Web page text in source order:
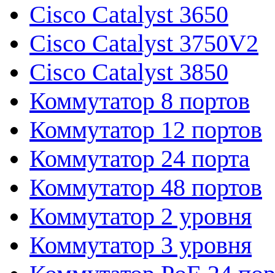
Cisco Catalyst 3650
Cisco Catalyst 3750V2
Cisco Catalyst 3850
Коммутатор 8 портов
Коммутатор 12 портов
Коммутатор 24 порта
Коммутатор 48 портов
Коммутатор 2 уровня
Коммутатор 3 уровня